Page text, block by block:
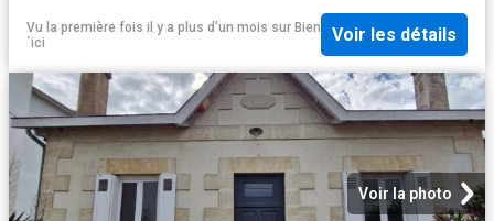
Vu la première fois il y a plus d'un mois sur Bien
´ici
Voir les détails
Voir la photo